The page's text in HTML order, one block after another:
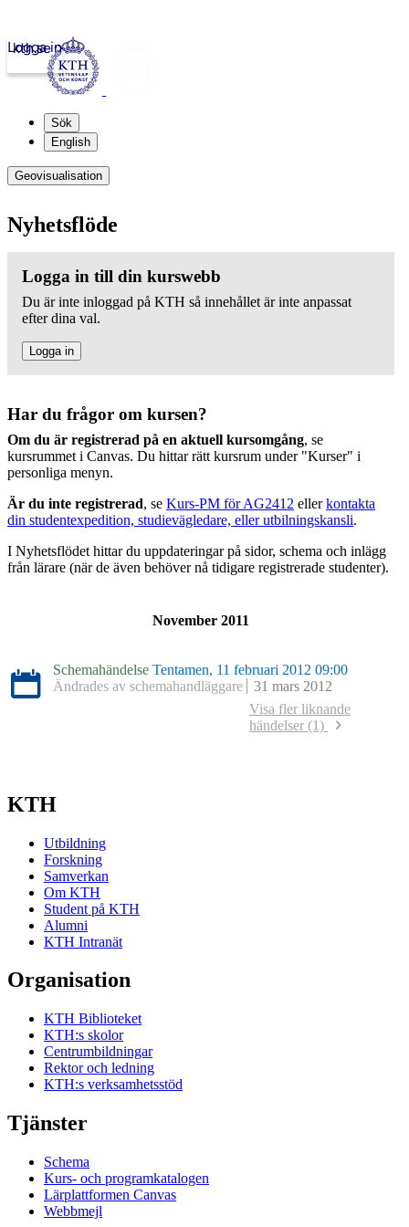
kth.se
Logga in
Sök
English
Geovisualisation
Nyhetsflöde
Logga in till din kurswebb
Du är inte inloggad på KTH så innehållet är inte anpassat
efter dina val.
Logga in
Har du frågor om kursen?
Om du är registrerad på en aktuell kursomgång, se
kursrummet i Canvas. Du hittar rätt kursrum under "Kurser" i
personliga menyn.
Är du inte registrerad, se Kurs-PM för AG2412 ellerkontakta
din studentexpedition, studievägledare, eller utbilningskansli.
I Nyhetsflödet hittar du uppdateringar på sidor, schema och inlägg
från lärare (när de även behöver nå tidigare registrerade studenter).
November 2011
Schemahändelse Tentamen, 11 februari 2012 09:00
Ändrades av schemahandläggare
31 mars 2012
Visa fler liknande
händelser (1)
KTH
Utbildning
Forskning
Samverkan
Om KTH
Student på KTH
Alumni
KTH Intranät
Organisation
KTH Biblioteket
KTH:s skolor
Centrumbildningar
Rektor och ledning
KTH:s verksamhetsstöd
Tjänster
Schema
Kurs- och programkatalogen
Lärplattformen Canvas
Webbmejl